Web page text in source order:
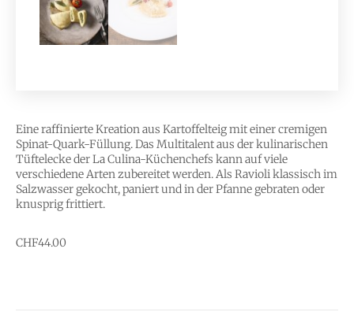
Eine raffinierte Kreation aus Kartoffelteig mit einer cremigen
Spinat-Quark-Füllung. Das Multitalent aus der kulinarischen
Tüftelecke der La Culina-Küchenchefs kann auf viele
verschiedene Arten zubereitet werden. Als Ravioli klassisch im
Salzwasser gekocht, paniert und in der Pfanne gebraten oder
knusprig frittiert.
CHF44.00